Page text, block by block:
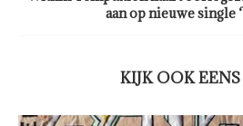
aan op nieuwe single
KIJK OOK